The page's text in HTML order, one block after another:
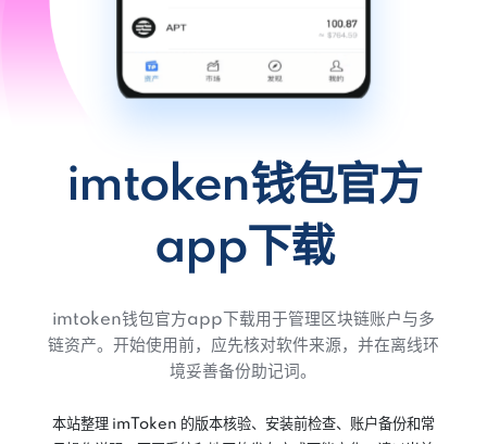
imtoken钱包官方
app下载
imtoken钱包官方app下载用于管理区块链账户与多
链资产。开始使用前，应先核对软件来源，并在离线环
境妥善备份助记词。
本站整理 imToken 的版本核验、安装前检查、账户备份和常